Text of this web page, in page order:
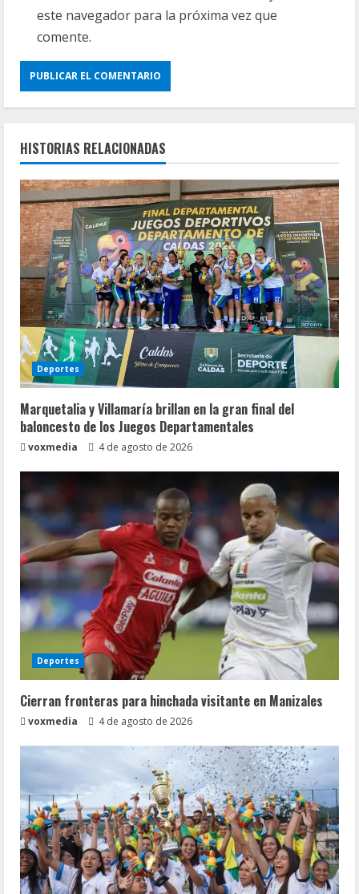
este navegador para la próxima vez que
comente.
HISTORIAS RELACIONADAS
Deportes
Marquetalia y Villamaría brillan en la gran final del
baloncesto de los Juegos Departamentales
voxmedia 4 de agosto de 2026
Deportes
Cierran fronteras para hinchada visitante en Manizales
voxmedia 4 de agosto de 2026